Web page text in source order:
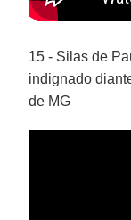
15 - Silas de
indignado
de MG